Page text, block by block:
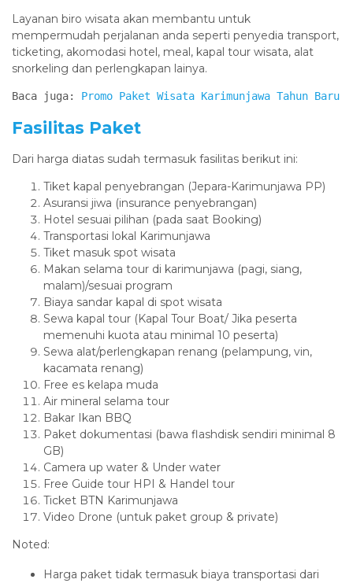
Layanan biro wisata akan membantu untuk
mempermudah perjalanan anda seperti penyedia transport,
ticketing, akomodasi hotel, meal, kapal tour wisata, alat
snorkeling dan perlengkapan lainya.
Baca juga: Promo Paket Wisata Karimunjawa Tahun Baru
Fasilitas Paket
Dari harga diatas sudah termasuk fasilitas berikut ini:
Tiket kapal penyebrangan (Jepara-Karimunjawa PP)
Asuransi jiwa (insurance penyebrangan)
Hotel sesuai pilihan (pada saat Booking)
Transportasi lokal Karimunjawa
Tiket masuk spot wisata
Makan selama tour di karimunjawa (pagi, siang,
malam)/sesuai program
Biaya sandar kapal di spot wisata
Sewa kapal tour (Kapal Tour Boat/ Jika peserta
memenuhi kuota atau minimal 10 peserta)
Sewa alat/perlengkapan renang (pelampung, vin,
kacamata renang)
Free es kelapa muda
Air mineral selama tour
Bakar Ikan BBQ
Paket dokumentasi (bawa flashdisk sendiri minimal 8
GB)
Camera up water & Under water
Free Guide tour HPI & Handel tour
Ticket BTN Karimunjawa
Video Drone (untuk paket group & private)
Noted:
Harga paket tidak termasuk biaya transportasi dari